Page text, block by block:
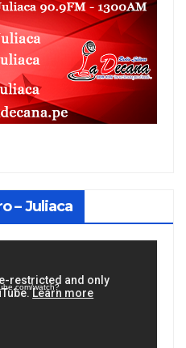
– Juliaca
watch?